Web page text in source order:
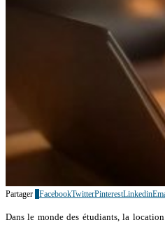
Partager FacebookTwitterPinterestLinkedin
Dans le monde des étudiants, la